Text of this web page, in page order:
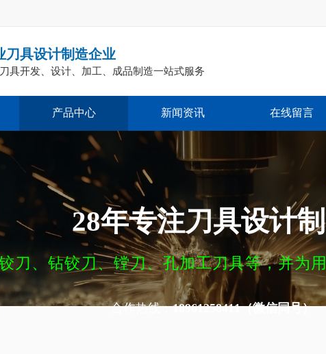
刀具设计制造企业
具开发、设计、加工、成品制造一站式服务
产品中心 新闻资讯 在线留言
28年专注刀具设计
刀、钻铰刀、镗刀、孔加工刀具等，并为
合作热线：18961258411（微信同号）